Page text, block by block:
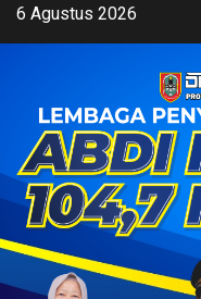
Skip6 Agustus 2026